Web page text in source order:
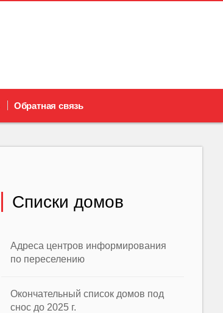
Обратная связь
Списки домов
Адреса центров информирования
по переселению
Окончательный список домов под
снос до 2025 г.